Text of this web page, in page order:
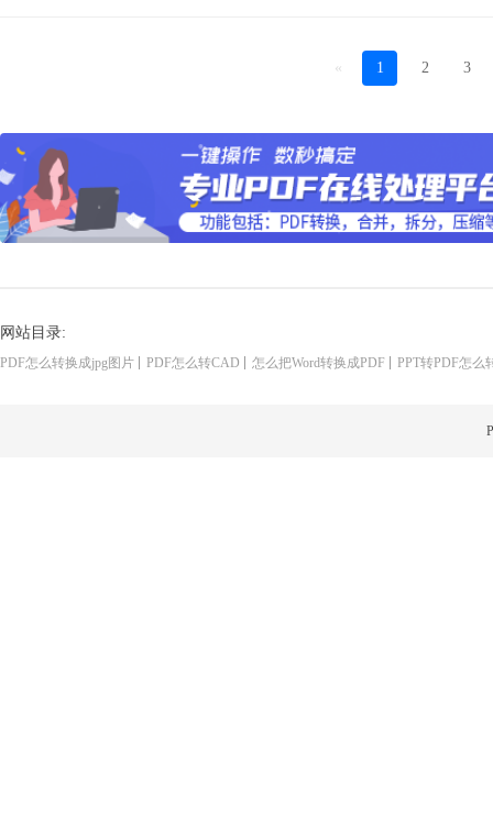
« 1 2 3
网站目录:
PDF怎么转换成jpg图片 PDF怎么转CAD 怎么把Word转换成PDF PPT转PDF怎么